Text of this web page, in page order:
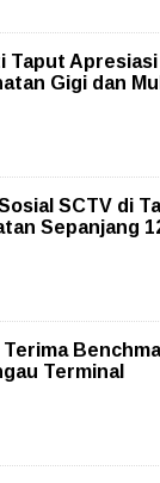
Taput
Gigi dan
SCTV di
Sepanjang
Terima
Terminal